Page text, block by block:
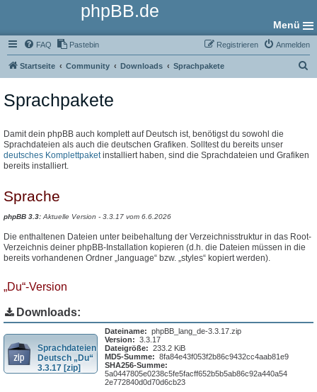
phpBB.de
Menü
FAQ Pastebin Anmelden
Registrieren
Startseite Community Downloads Sprachpakete
Sprachpakete
Damit dein phpBB auch komplett auf Deutsch ist, benötigst du sowohl die
Sprachdateien als auch die deutschen Grafiken. Solltest du bereits unser
deutsches Komplettpaketinstalliert haben, sind die Sprachdateien und Grafiken
bereits installiert.
Sprache
phpBB 3.3:Aktuelle Version - 3.3.17 vom 6.6.2026
Die enthaltenen Dateien unter beibehaltung der Verzeichnisstruktur in das Root-
Verzeichnis deiner phpBB-Installation kopieren (d.h. die Dateien müssen in die
bereits vorhandenen Ordner „language“ bzw. „styles“ kopiert werden).
„Du“-Version
Downloads:
Sprachdateien
Deutsch „Du“
3.3.17 [zip]
Dateiname: phpBB_lang_de-3.3.17.zip
Version: 3.3.17
Dateigröße: 233.2 KiB
MD5-Summe: 8fa84e43f053f2b86c9432cc4aab81e9
SHA256-Summe:
5a0447805e0238c5fe5facff652b5b5ab86c92a440a54
2e772840d0d70d6cb23